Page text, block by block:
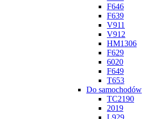
F646
F639
V911
V912
HM1306
F629
6020
F649
T653
Do samochodów
TC2190
2019
L929